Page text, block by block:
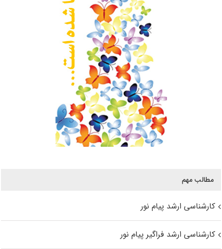
مطالب مهم
کارشناسی ارشد پیام نور
کارشناسی ارشد فراگیر پیام نور